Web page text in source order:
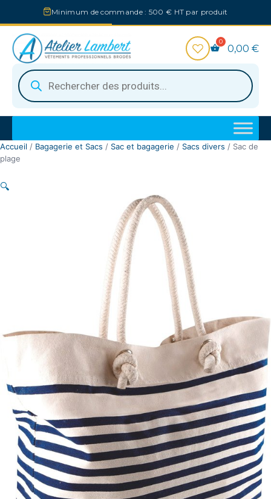
au
contenu
Minimum de commande : 500 € HT par produit
Recherche
de
produits
0,00 €
Accueil / Bagagerie et Sacs / Sac et bagagerie / Sacs divers / Sac de
plage
🔍